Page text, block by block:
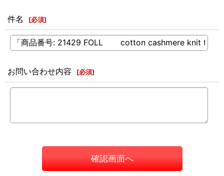
件名 [必須]
お問い合わせ内容 [必須]
確認画面へ